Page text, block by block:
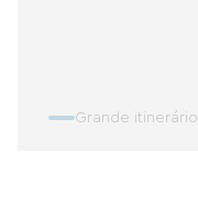
Grande itinerário